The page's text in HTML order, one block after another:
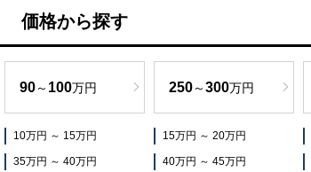
価格から探す
90～ 100万円 250～300万円
10万円 ～ 15万円 15万円 ～ 20万円
35万円 ～ 40万円 40万円 ～ 45万円